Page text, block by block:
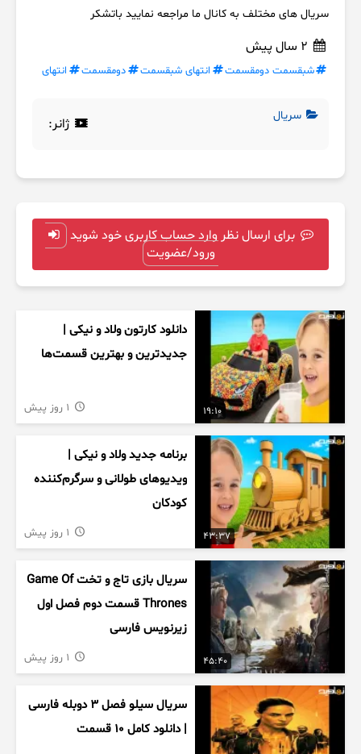
سریال های مختلف به کانال ما مراجعه نمایید باتشکر
شبقسمت دومقسمت انتهای شبقسمت دومقسمت انتهای
سریال ژانر:
برای ارسال نظر وارد حساب کاربری خود شوید
ورود/عضویت
19:10
دانلود کارتون ولاد و نیکی |
جدیدترین و بهترین قسمت‌ها
43:37
برنامه جدید ولاد و نیکی |
ویدیوهای طولانی و سرگرم‌کننده
کودکان
45:40
سریال بازی تاج و تخت Game Of
Thrones قسمت دوم فصل اول
زیرنویس فارسی
سریال سیلو فصل ۳ دوبله فارسی
| دانلود کامل ۱۰ قسمت